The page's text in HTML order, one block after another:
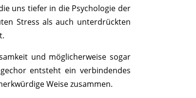
uns tiefer in die Psychologie der
Stress als auch unterdrückten
und möglicherweise sogar
entsteht ein verbindendes
Weise zusammen.